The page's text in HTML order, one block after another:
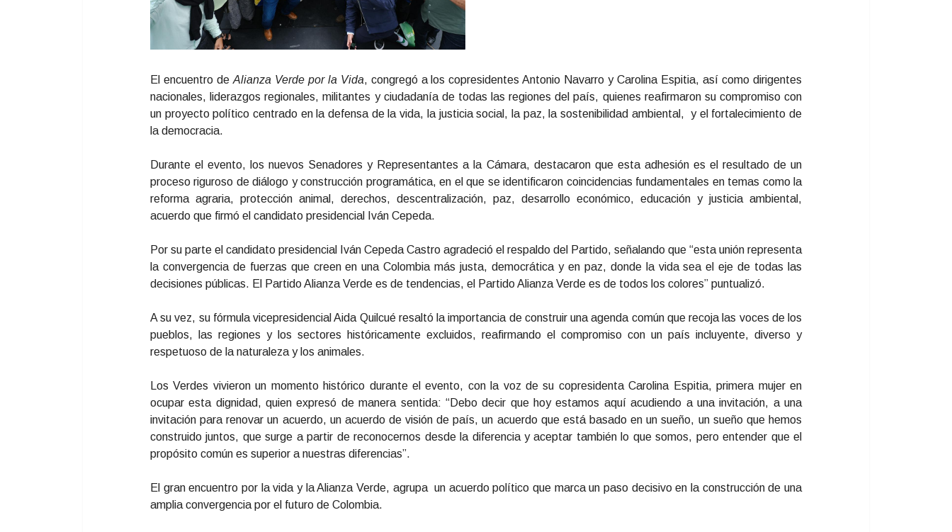
El encuentro de Alianza Verde por la Vida, congregó a los copresidentes Antonio Navarro y Carolina Espitia, así como dirigentes
nacionales, liderazgos regionales, militantes y ciudadanía de todas las regiones del país, quienes reafirmaron su compromiso con
un proyecto político centrado en la defensa de la vida, la justicia social, la paz, la sostenibilidad ambiental, y el fortalecimiento de
la democracia.
Durante el evento, los nuevos Senadores y Representantes a la Cámara, destacaron que esta adhesión es el resultado de un
proceso riguroso de diálogo y construcción programática, en el que se identificaron coincidencias fundamentales en temas como la
reforma agraria, protección animal, derechos, descentralización, paz, desarrollo económico, educación y justicia ambiental,
acuerdo que firmó el candidato presidencial Iván Cepeda.
Por su parte el candidato presidencial Iván Cepeda Castro agradeció el respaldo del Partido, señalando que “esta unión representa
la convergencia de fuerzas que creen en una Colombia más justa, democrática y en paz, donde la vida sea el eje de todas las
decisiones públicas. El Partido Alianza Verde es de tendencias, el Partido Alianza Verde es de todos los colores” puntualizó.
A su vez, su fórmula vicepresidencial Aida Quilcué resaltó la importancia de construir una agenda común que recoja las voces de los
pueblos, las regiones y los sectores históricamente excluidos, reafirmando el compromiso con un país incluyente, diverso y
respetuoso de la naturaleza y los animales.
Los Verdes vivieron un momento histórico durante el evento, con la voz de su copresidenta Carolina Espitia, primera mujer en
ocupar esta dignidad, quien expresó de manera sentida: “Debo decir que hoy estamos aquí acudiendo a una invitación, a una
invitación para renovar un acuerdo, un acuerdo de visión de país, un acuerdo que está basado en un sueño, un sueño que hemos
construido juntos, que surge a partir de reconocernos desde la diferencia y aceptar también lo que somos, pero entender que el
propósito común es superior a nuestras diferencias”.
El gran encuentro por la vida y la Alianza Verde, agrupa un acuerdo político que marca un paso decisivo en la construcción de una
amplia convergencia por el futuro de Colombia.